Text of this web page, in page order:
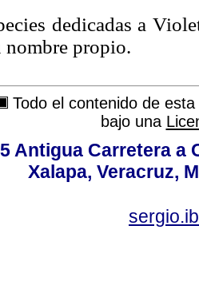
dedicadas a
nombre propio.
Todo el contenido de
bajo una
Antigua Carretera a
Xalapa, Veracruz,